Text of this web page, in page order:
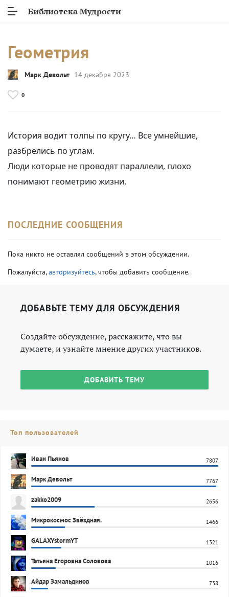
Библиотека Мудрости
Геометрия
Марк Девольт 14 декабря 2023
0
История водит толпы по кругу… Все умнейшие,
разбрелись по углам.
Люди которые не проводят параллели, плохо
понимают геометрию жизни.
ПОСЛЕДНИЕ СООБЩЕНИЯ
Пока никто не оставлял сообщений в этом обсуждении.
Пожалуйста,авторизуйтесь, чтобы добавить сообщение.
ДОБАВЬТЕ ТЕМУ ДЛЯ ОБСУЖДЕНИЯ
Создайте обсуждение, расскажите, что вы
думаете, и узнайте мнение других участников.
ДОБАВИТЬ ТЕМУ
Топ пользователей
Иван Пьянов 7807
Марк Девольт 7767
zakko2009 2656
Микрокосмос Звёздная. 1466
GALAXYstormYT 1321
Татьяна Егоровна Соловова 1016
Айдар Замальдинов 738